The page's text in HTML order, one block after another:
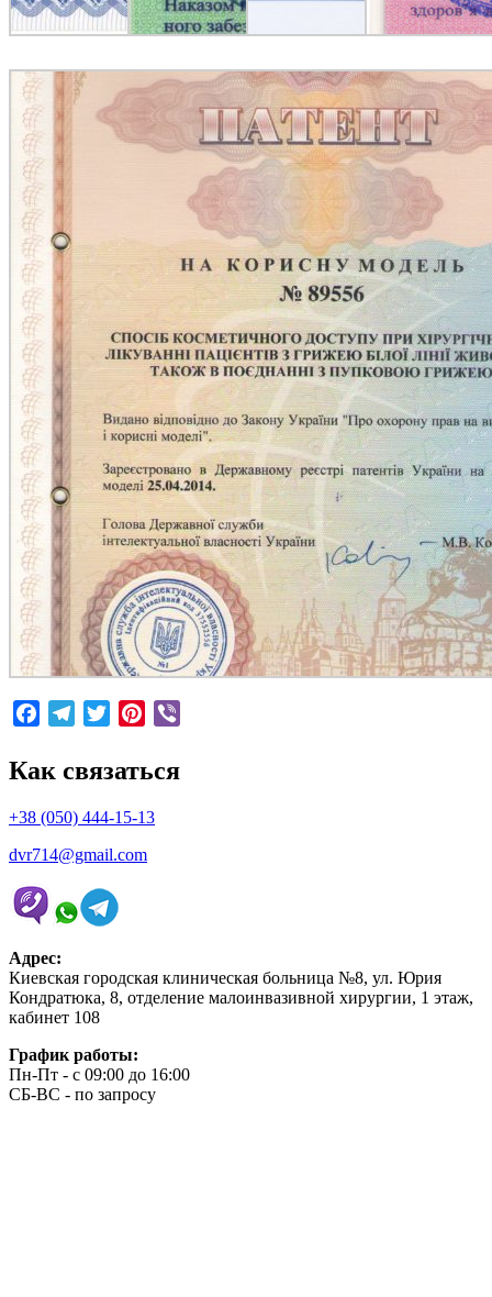
FacebookTelegramTwitterPinterest
Как связаться
+38 (050) 444-15-13
dvr714@gmail.com
Адрес:
Киевская городская клиническая больница №8, ул. Юрия
Кондратюка, 8, отделение малоинвазивной хирургии, 1 этаж,
кабинет 108
График работы:
Пн-Пт - с 09:00 до 16:00
СБ-ВС - по запросу